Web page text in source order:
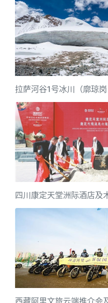
拉萨河谷1号冰川（廓琼
四川康定天堂洲际酒店及